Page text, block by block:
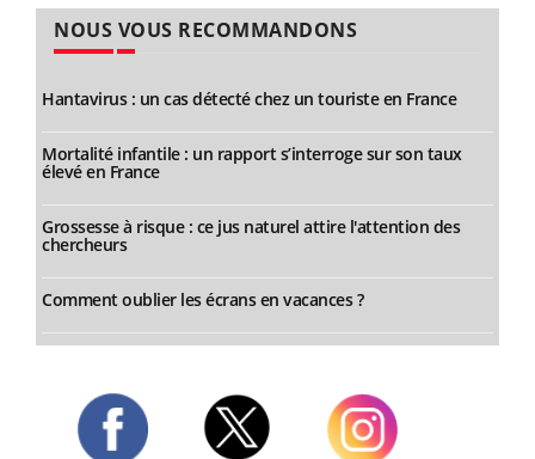
NOUS VOUS RECOMMANDONS
Hantavirus : un cas détecté chez un touriste en France
Mortalité infantile : un rapport s’interroge sur son taux
élevé en France
Grossesse à risque : ce jus naturel attire l'attention des
chercheurs
Comment oublier les écrans en vacances ?